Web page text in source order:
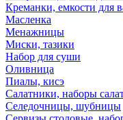
Креманки, емкости для
Масленка
Менажницы
Миски, тазики
Набор для суши
Оливница
Пиалы, кисэ
Салатники, наборы
Селедочницы, шубницы